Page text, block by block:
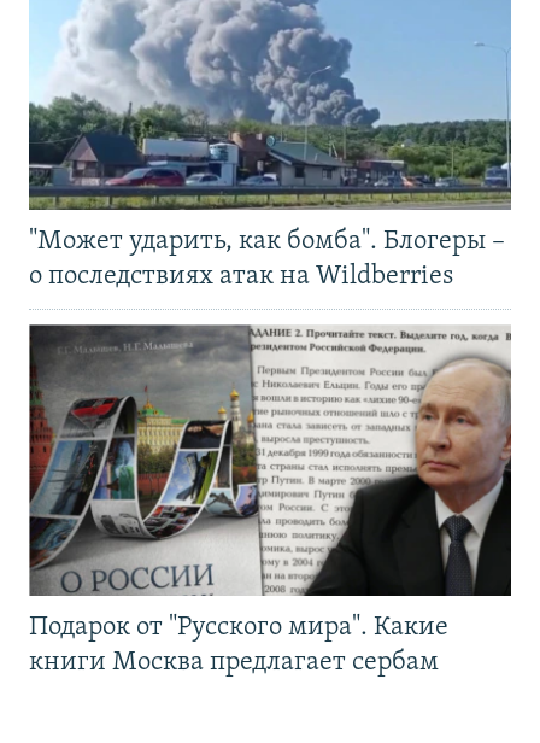
"Может ударить, как бомба". Блогеры –
о последствиях атак на Wildberries
Подарок от "Русского мира". Какие
книги Москва предлагает сербам